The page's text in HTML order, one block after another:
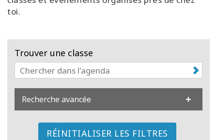
Classes
Shop
toi.
Trouver une classe
Recherche avancée
RÉINITIALISER LES FILTRES